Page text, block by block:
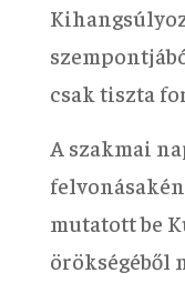
csak tiszta
A szakmai
mutatott be
örökségéből